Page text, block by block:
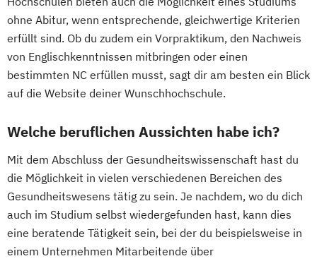
ohne Abitur, wenn entsprechende, gleichwertige Kriterien
erfüllt sind. Ob du zudem ein Vorpraktikum, den Nachweis
von Englischkenntnissen mitbringen oder einen
bestimmten NC erfüllen musst, sagt dir am besten ein Blick
auf die Website deiner Wunschhochschule.
Welche beruflichen Aussichten habe ich?
Mit dem Abschluss der Gesundheitswissenschaft hast du
die Möglichkeit in vielen verschiedenen Bereichen des
Gesundheitswesens tätig zu sein. Je nachdem, wo du dich
auch im Studium selbst wiedergefunden hast, kann dies
eine beratende Tätigkeit sein, bei der du beispielsweise in
einem Unternehmen Mitarbeitende über